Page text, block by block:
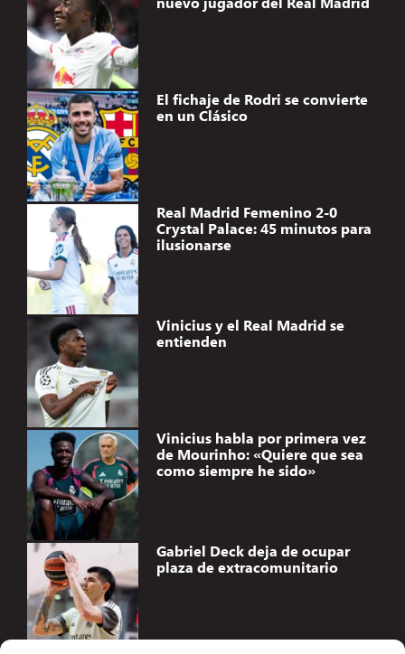
El fichaje de Rodri se convierte
en un Clásico
Real Madrid Femenino 2-0
Crystal Palace: 45 minutos para
ilusionarse
Vinicius y el Real Madrid se
entienden
Vinicius habla por primera vez
de Mourinho: «Quiere que sea
como siempre he sido»
Gabriel Deck deja de ocupar
plaza de extracomunitario